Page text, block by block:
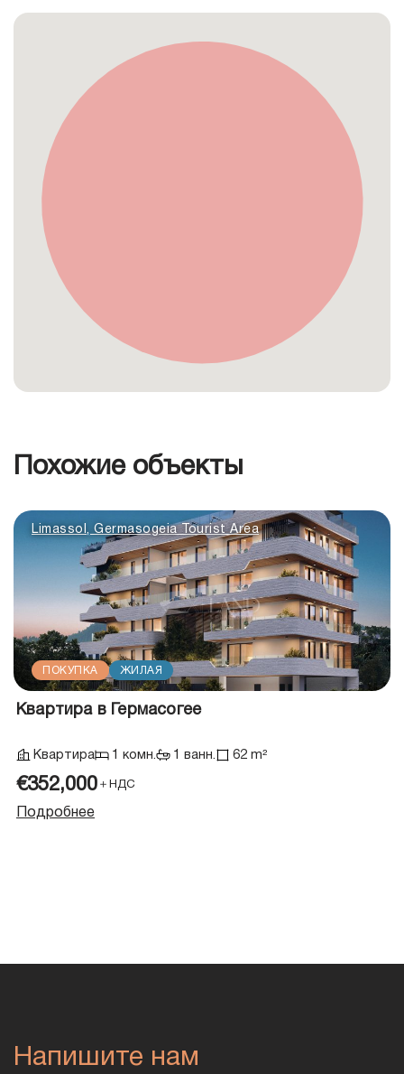
Похожие объекты
Limassol, Germasogeia Tourist Area
ПОКУПКА ЖИЛАЯ
Квартира в Гермасогее
Квартира 1 комн. 1 ванн. 62 m²
€352,000＋НДС
Подробнее
Напишите нам